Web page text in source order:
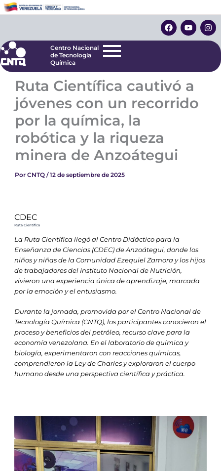
al
F
a
c
o
Y
o
u
e
I
n
s
r
Centro Nacional
de Tecnología
Centro Nacional
de Tecnología
Química
Ruta Científica cautivó a
jóvenes con un recorrido
por la química, la
robótica y la riqueza
minera de Anzoátegui
Por CNTQ /12 de septiembre de 2025
CDEC
Ruta Científica
La Ruta Científica llegó al Centro Didáctico para la
Enseñanza de Ciencias (CDEC) de Anzoátegui, donde los
niños y niñas de la Comunidad Ezequiel Zamora y los hijos
de trabajadores del Instituto Nacional de Nutrición,
vivieron una experiencia única de aprendizaje, marcada
por la emoción y el entusiasmo.
Durante la jornada, promovida por el Centro Nacional de
Tecnología Química (CNTQ), los participantes conocieron el
proceso y beneficios del petróleo, recurso clave para la
economía venezolana. En el laboratorio de química y
biología, experimentaron con reacciones químicas,
comprendieron la Ley de Charles y exploraron el cuerpo
humano desde una perspectiva científica y práctica.